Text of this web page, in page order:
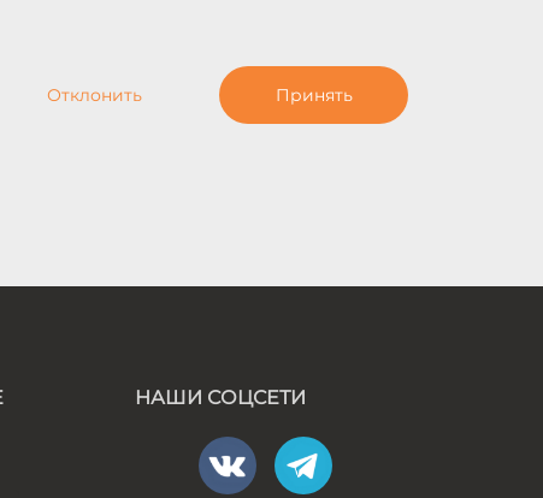
Отклонить Принять
НАШИ СОЦСЕТИ